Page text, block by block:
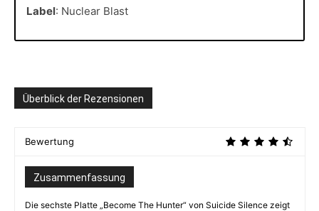
Label: Nuclear Blast
Überblick der Rezensionen
Bewertung
Zusammenfassung
Die sechste Platte „Become The Hunter“ von Suicide Silence zeigt